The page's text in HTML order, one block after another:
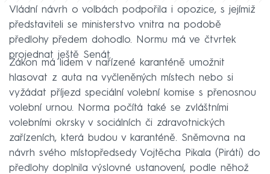
Vládní návrh o volbách podpořila i opozice, s jejímiž
představiteli se ministerstvo vnitra na podobě
předlohy předem dohodlo. Normu má ve čtvrtek
projednat ještě Senát.
Zákon má lidem v nařízené karanténě umožnit
hlasovat z auta na vyčleněných místech nebo si
vyžádat příjezd speciální volební komise s přenosnou
volební urnou. Norma počítá také se zvláštními
volebními okrsky v sociálních či zdravotnických
zařízeních, která budou v karanténě. Sněmovna na
návrh svého místopředsedy Vojtěcha Pikala (Piráti) do
předlohy doplnila výslovné ustanovení, podle něhož